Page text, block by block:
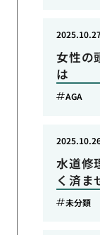
女性の
は
AGA
水道修
く済ま
未分類